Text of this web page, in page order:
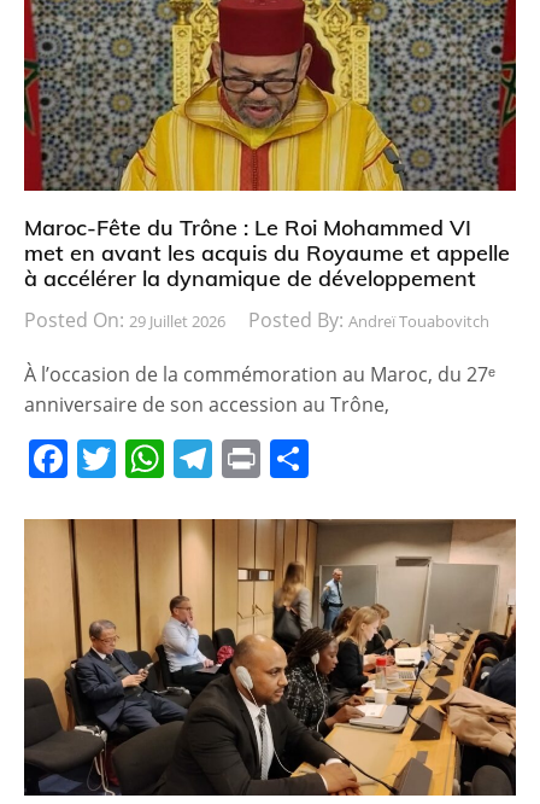
Maroc-Fête du Trône : Le Roi Mohammed VI
met en avant les acquis du Royaume et appelle
à accélérer la dynamique de développement
Posted On: 29 Juillet 2026 Posted By: Andreï Touabovitch
À l’occasion de la commémoration au Maroc, du 27ᵉ
anniversaire de son accession au Trône,
F
c
e
b
o
o
k
T
itt
er
W
at
s
A
p
p
T
e
gr
a
m
Pr
t ta
g
er